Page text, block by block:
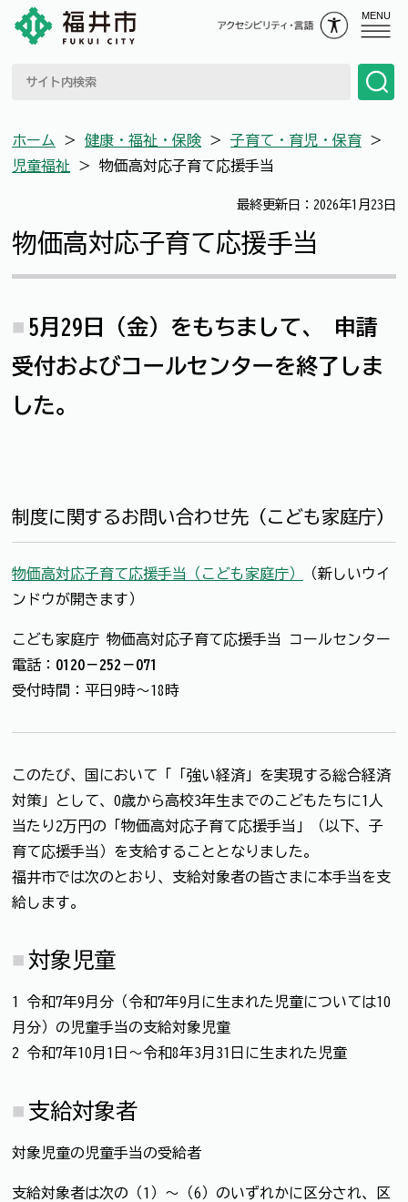
MENU
ホーム ＞ 健康・福祉・保険 ＞ 子育て・育児・保育 ＞
児童福祉 ＞ 物価高対応子育て応援手当
最終更新日：2026年1月23日
物価高対応子育て応援手当
5月29日（金）をもちまして、
申請
受付およびコールセンターを終了しま
した。
制度に関するお問い合わせ先（こども家庭庁）
物価高対応子育て応援手当（こども家庭庁）
（新しいウイ
ンドウが開きます）
こども家庭庁 物価高対応子育て応援手当 コールセンター
電話： 0120－252－071
受付時間：平日9時～18時
このたび、国において「「強い経済」を実現する総合経済
対策」として、0歳から高校3年生までのこどもたちに1人
当たり2万円の「物価高対応子育て応援手当」（以下、子
育て応援手当）を支給することとなりました。
福井市では次のとおり、支給対象者の皆さまに本手当を支
給します。
対象児童
1 令和7年9月分（令和7年9月に生まれた児童については10
月分）の児童手当の支給対象児童
2 令和7年10月1日～令和8年3月31日に生まれた児童
支給対象者
対象児童の児童手当の受給者
支給対象者は次の（1）～（6）のいずれかに区分され、区